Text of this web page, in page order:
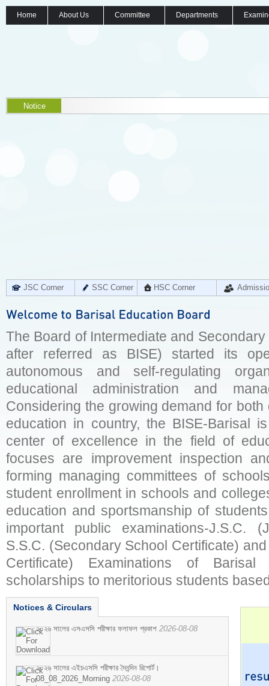
Home About Us Committee Departments
Notice
JSC Corner SSC Corner HSC Corner
The Board of Intermediate and
after referred as BISE) started its
autonomous and self-regulating
educational administration and
Considering the growing demand for
education in country, the BISE-Barisal
center of excellence in the field of
focuses are improvement inspection
forming managing committees of
student enrollment in schools and
education and sportsmanship of
important public examinations-J.S.C.
S.S.C. (Secondary School Certificate)
Certificate) Examinations of
scholarships to meritorious students
Notices & Circulars
২০২৬ সালের এসএসসি পরীক্ষার ফলাফল প্রকাশ 2026-08-08
২০২৬ সালের এইচএসসি পরীক্ষার দৈনন্দিন রিপোর্ট।
08_08_2026_Morning 2026-08-08